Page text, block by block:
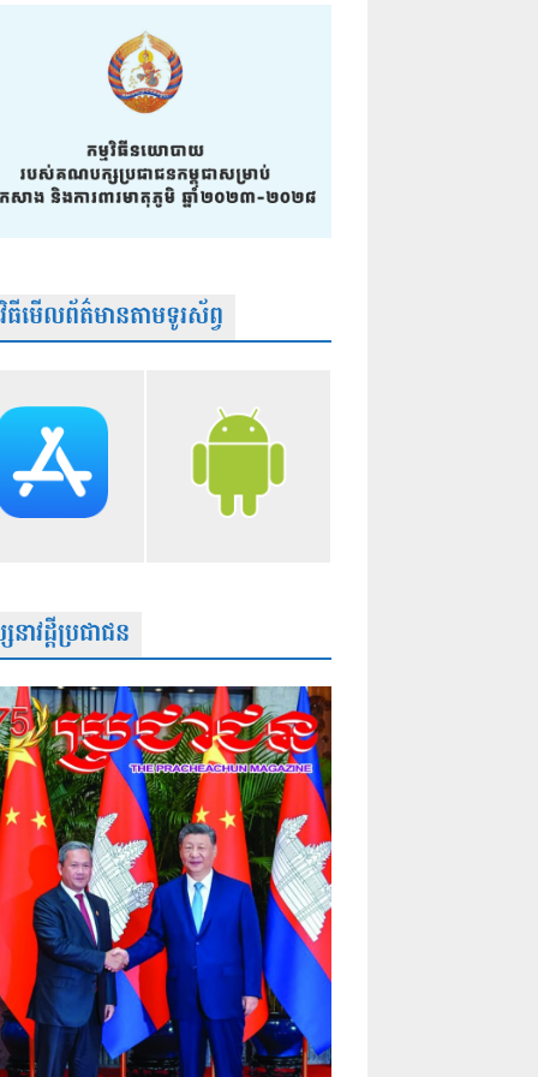
ធីមើលព័ត៌មានតាមទូរស័ព្វ
ាវដ្តីប្រជាជន